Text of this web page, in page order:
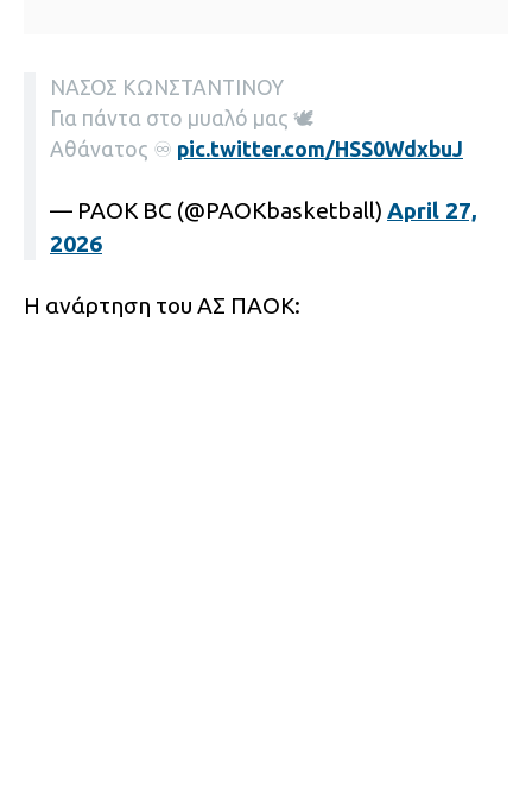
ΝΑΣΟΣ ΚΩΝΣΤΑΝΤΙΝΟΥ
Για πάντα στο μυαλό μας 🕊️
Αθάνατος ♾️ pic.twitter.com/HSS0WdxbuJ
— PAOK BC (@PAOKbasketball) April 27,
2026
Η ανάρτηση του ΑΣ ΠΑΟΚ: